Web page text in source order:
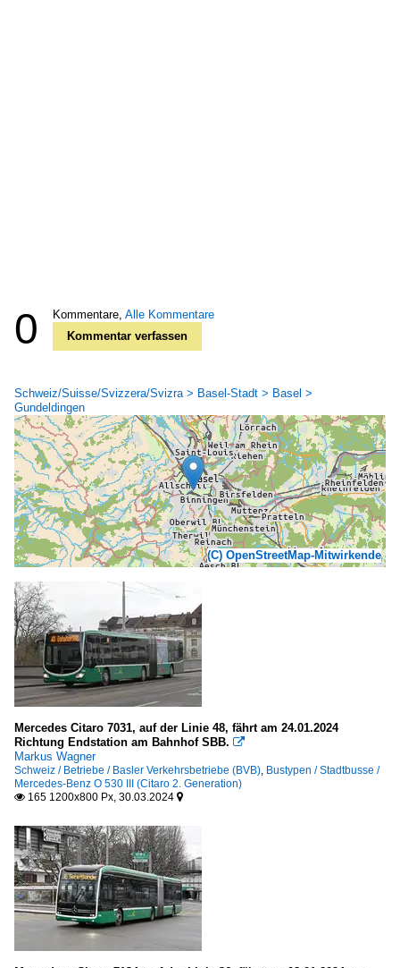
0 Kommentare, Alle Kommentare
Kommentar verfassen
Schweiz/Suisse/Svizzera/Svizra > Basel-Stadt > Basel >
Gundeldingen
(C) OpenStreetMap-Mitwirkende
Mercedes Citaro 7031, auf der Linie 48, fährt am 24.01.2024
Richtung Endstation am Bahnhof SBB. 
Markus Wagner
Schweiz / Betriebe / Basler Verkehrsbetriebe (BVB), Bustypen / Stadtbusse /
Mercedes-Benz O 530 III (Citaro 2. Generation)
 165 1200x800 Px, 30.03.2024 